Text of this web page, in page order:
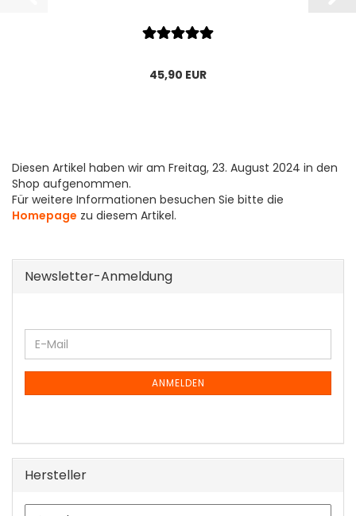
45,90 EUR
Diesen Artikel haben wir am Freitag, 23. August 2024 in den
Shop aufgenommen.
Für weitere Informationen besuchen Sie bitte die
Homepage zu diesem Artikel.
Newsletter-Anmeldung
WEITER
ZUR
NEWSLETTER-
E-
Mail
ANMELDEN
Hersteller